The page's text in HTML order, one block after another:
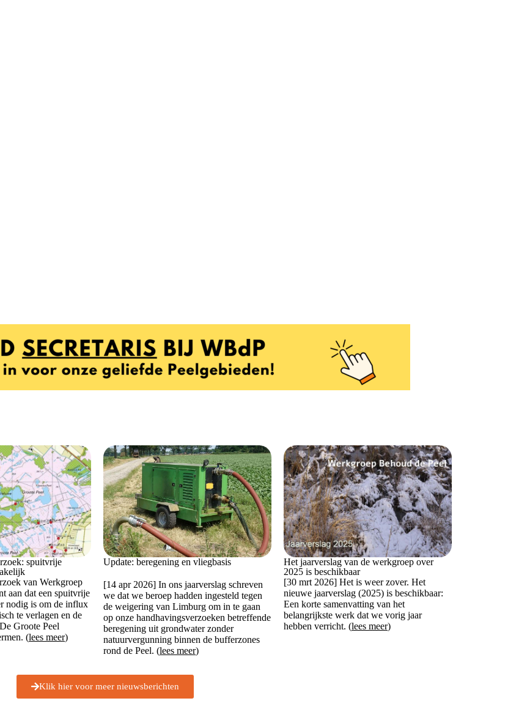
spuitvrije
van Werkgroep
aan dat een spuitvrije
nodig is om de influx
te verlagen en de
Groote Peel
(lees meer)
Update: beregening en vliegbasis
[14 apr 2026] In ons jaarverslag schreven
we dat we beroep hadden ingesteld tegen
de weigering van Limburg om in te gaan
op onze handhavingsverzoeken betreffende
beregening uit grondwater zonder
natuurvergunning binnen de bufferzones
rond de Peel. (lees meer)
Het jaarverslag van de werkgroep over
2025 is beschikbaar
[30 mrt 2026] Het is weer zover. Het
nieuwe jaarverslag (2025) is beschikbaar:
Een korte samenvatting van het
belangrijkste werk dat we vorig jaar
hebben verricht. (lees meer)
Klik hier voor meer nieuwsberichten